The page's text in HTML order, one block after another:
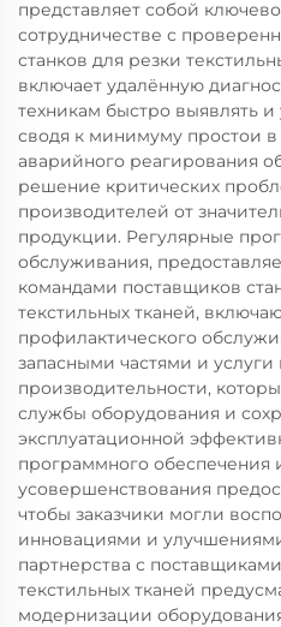
представляет собой
сотрудничестве с
станков для резки
включает удалённую
техникам быстро выявлять и
сводя к минимуму простои в
аварийного реагирования
решение критических
производителей от
продукции. Регулярные
обслуживания,
командами поставщиков
текстильных тканей,
профилактического
запасными частями и
производительности,
службы оборудования и
эксплуатационной
программного обеспечения
усовершенствования
чтобы заказчики могли
инновациями и
партнерства с
текстильных тканей
модернизации